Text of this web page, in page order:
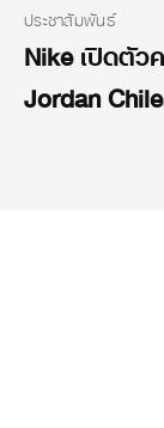
ประชาสัมพันธ์
Nike เปิดตัว
Jordan